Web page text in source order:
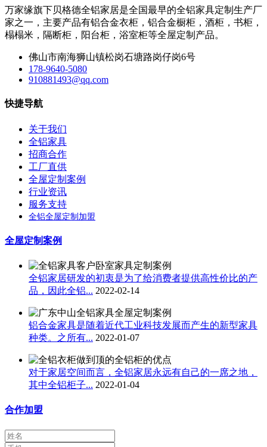
万家缘旗下贝格德全铝家居是全国最早的全铝家具定制生产厂
家之一，主要产品有铝合金衣柜，铝合金橱柜，酒柜，书柜，
榻榻米，隔断柜，阳台柜，浴室柜等全屋定制产品。
佛山市南海狮山镇松岗石塘路岗仔岗6号
178-9640-5080
910881493@qq.com
快捷导航
关于我们
全铝家具
招商合作
工厂直供
全屋定制案例
行业资讯
服务支持
全铝全屋定制加盟
全屋定制案例
全铝家居研发的初衷是为了给消费者提供高性价比的产
品，因此全铝... 2022-02-14
铝合金家具是随着近代工业科技发展而产生的新型家具
种类。之所有... 2022-01-07
对于家居空间而言，全铝家居永远有自己的一席之地，
其中全铝柜子... 2022-01-04
合作加盟